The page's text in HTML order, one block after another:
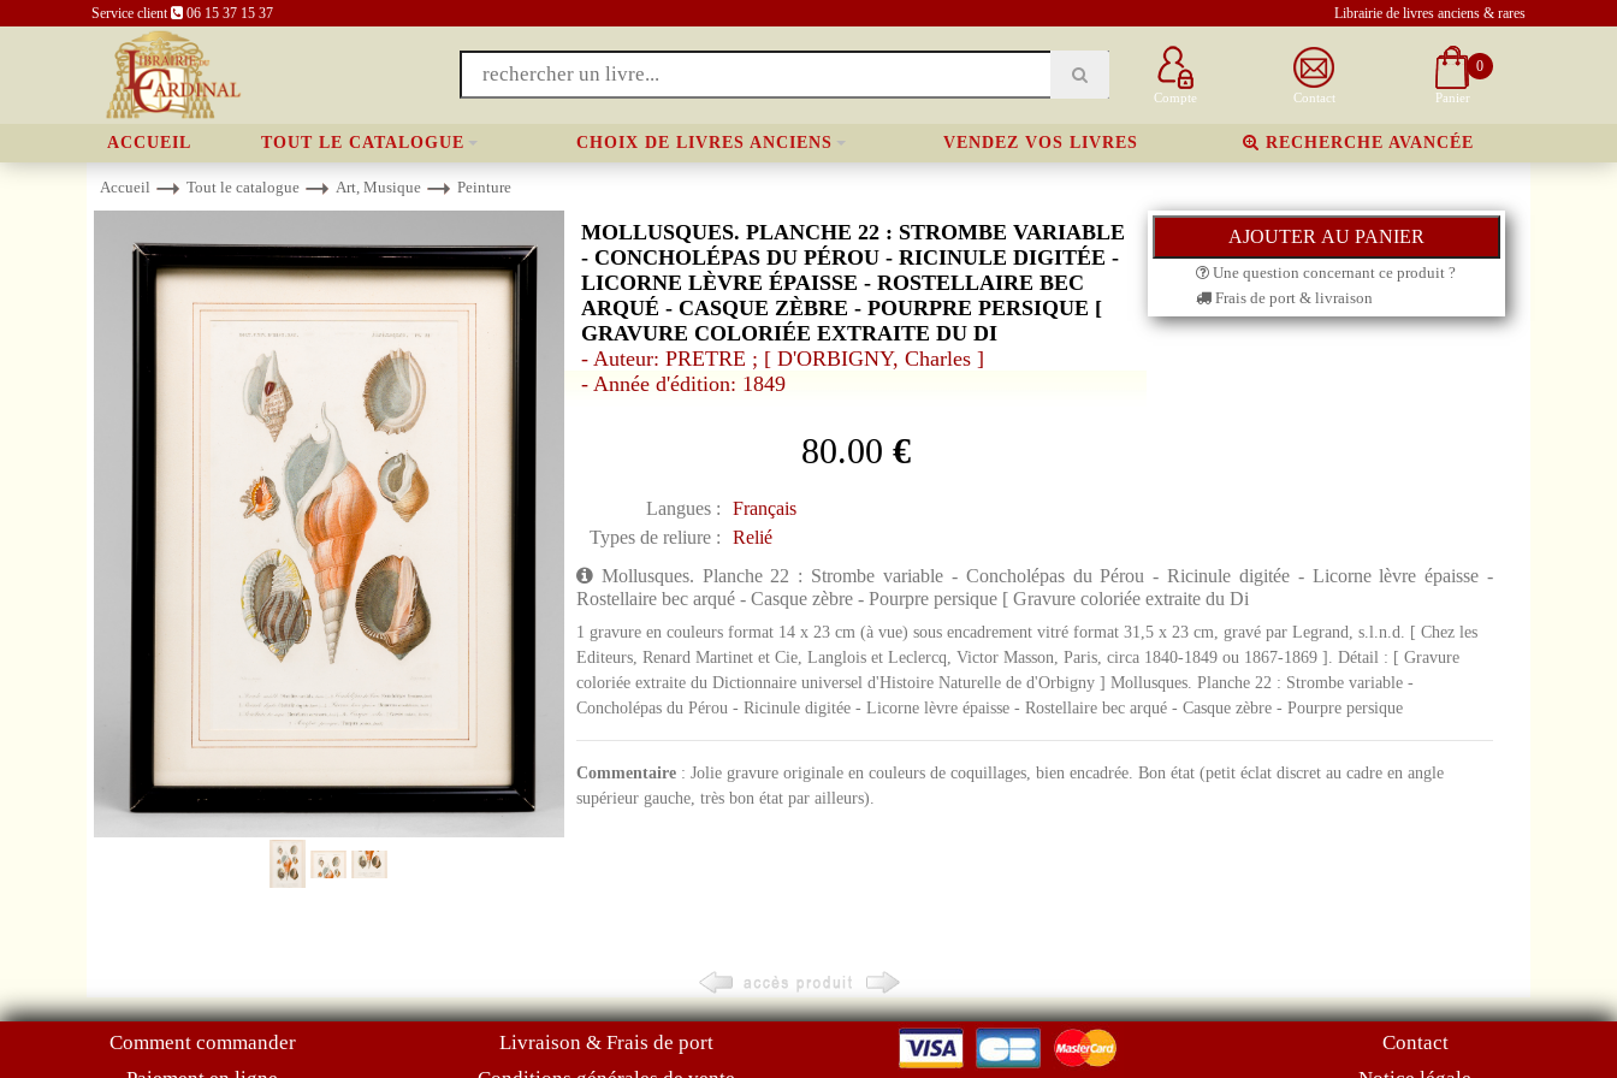
Service client 06 15 37 15 37 Librairie de livres anciens & rares
Compte Contact
0
Panier
ACCUEIL TOUT LE CATALOGUE CHOIX DE LIVRES ANCIENS VENDEZ VOS LIVRES RECHERCHE AVANCÉE
Accueil Tout le catalogue Art, Musique Peinture
MOLLUSQUES. PLANCHE 22 : STROMBE VARIABLE
- CONCHOLÉPAS DU PÉROU - RICINULE DIGITÉE -
LICORNE LÈVRE ÉPAISSE - ROSTELLAIRE BEC
ARQUÉ - CASQUE ZÈBRE - POURPRE PERSIQUE [
GRAVURE COLORIÉE EXTRAITE DU DI
- Auteur: PRETRE ; [ D'ORBIGNY, Charles ]
- Année d'édition: 1849
80.00 €
Langues :
Français
Types de reliure :
Relié
Une question concernant ce produit ?
Frais de port & livraison
Mollusques. Planche 22 : Strombe variable - Concholépas du Pérou - Ricinule digitée - Licorne lèvre épaisse -
Rostellaire bec arqué - Casque zèbre - Pourpre persique [ Gravure coloriée extraite du Di
1 gravure en couleurs format 14 x 23 cm (à vue) sous encadrement vitré format 31,5 x 23 cm, gravé par Legrand, s.l.n.d. [ Chez les
Editeurs, Renard Martinet et Cie, Langlois et Leclercq, Victor Masson, Paris, circa 1840-1849 ou 1867-1869 ]. Détail : [ Gravure
coloriée extraite du Dictionnaire universel d'Histoire Naturelle de d'Orbigny ] Mollusques. Planche 22 : Strombe variable -
Concholépas du Pérou - Ricinule digitée - Licorne lèvre épaisse - Rostellaire bec arqué - Casque zèbre - Pourpre persique
Commentaire: Jolie gravure originale en couleurs de coquillages, bien encadrée. Bon état (petit éclat discret au cadre en angle
supérieur gauche, très bon état par ailleurs).
Comment commander
Livraison & Frais de port
Contact